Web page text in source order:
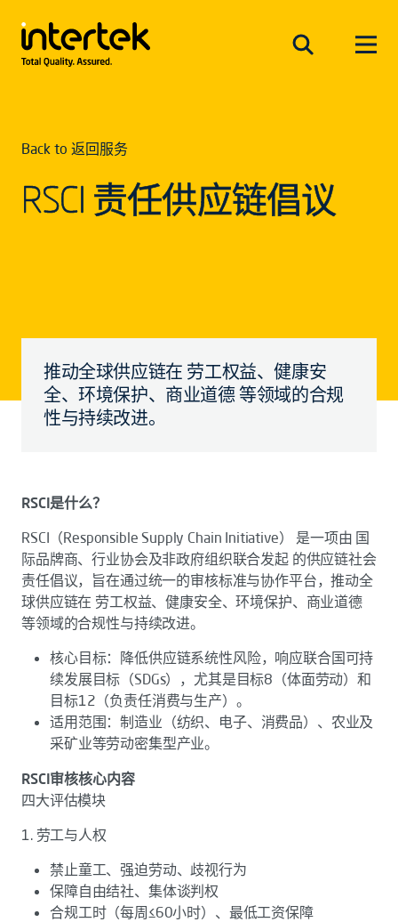
Back to 返回服务
RSCI 责任供应链倡议
推动全球供应链在 劳工权益、健康安
全、环境保护、商业道德 等领域的合规
性与持续改进。
RSCI是什么？
RSCI（Responsible Supply Chain Initiative） 是一项由 国
际品牌商、行业协会及非政府组织联合发起 的供应链社会
责任倡议，旨在通过统一的审核标准与协作平台，推动全
球供应链在 劳工权益、健康安全、环境保护、商业道德
等领域的合规性与持续改进。
核心目标：降低供应链系统性风险，响应联合国可持
续发展目标（SDGs），尤其是目标8（体面劳动）和
目标12（负责任消费与生产）。
适用范围：制造业（纺织、电子、消费品）、农业及
采矿业等劳动密集型产业。
RSCI审核核心内容
四大评估模块
1. 劳工与人权
禁止童工、强迫劳动、歧视行为
保障自由结社、集体谈判权
合规工时（每周≤60小时）、最低工资保障